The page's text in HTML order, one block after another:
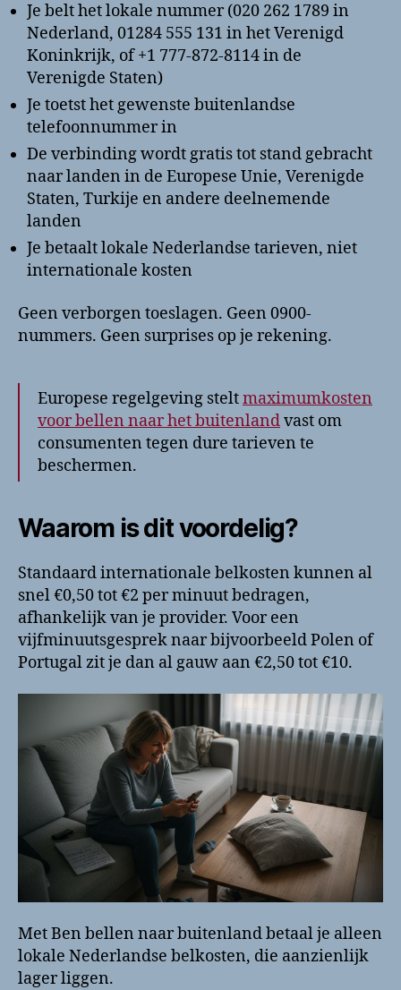
Je belt het lokale nummer (020 262 1789 in
Nederland, 01284 555 131 in het Verenigd
Koninkrijk, of +1 777-872-8114 in de
Verenigde Staten)
Je toetst het gewenste buitenlandse
telefoonnummer in
De verbinding wordt gratis tot stand gebracht
naar landen in de Europese Unie, Verenigde
Staten, Turkije en andere deelnemende
landen
Je betaalt lokale Nederlandse tarieven, niet
internationale kosten
Geen verborgen toeslagen. Geen 0900-
nummers. Geen surprises op je rekening.
Europese regelgeving steltmaximumkosten
voor bellen naar het buitenlandvast om
consumenten tegen dure tarieven te
beschermen.
Waarom is dit voordelig?
Standaard internationale belkosten kunnen al
snel €0,50 tot €2 per minuut bedragen,
afhankelijk van je provider. Voor een
vijfminuutsgesprek naar bijvoorbeeld Polen of
Portugal zit je dan al gauw aan €2,50 tot €10.
Met Ben bellen naar buitenland betaal je alleen
lokale Nederlandse belkosten, die aanzienlijk
lager liggen.